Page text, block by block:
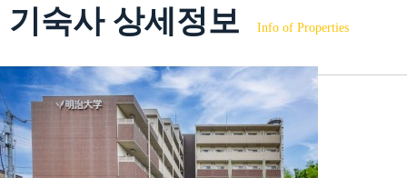
기숙사 상세정보 Info of Properties